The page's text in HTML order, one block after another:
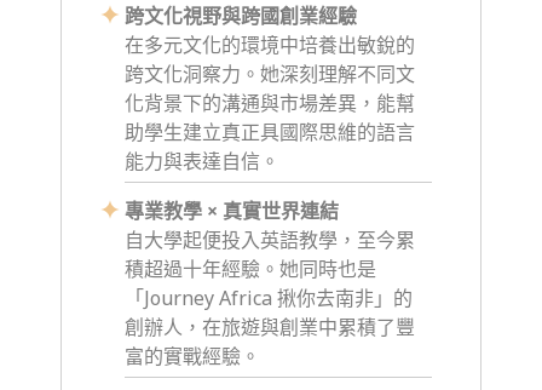
跨文化視野與跨國創業經驗
在多元文化的環境中培養出敏銳的
跨文化洞察力。她深刻理解不同文
化背景下的溝通與市場差異，能幫
助學生建立真正具國際思維的語言
能力與表達自信。
專業教學 × 真實世界連結
自大學起便投入英語教學，至今累
積超過十年經驗。她同時也是
「Journey Africa 揪你去南非」的
創辦人，在旅遊與創業中累積了豐
富的實戰經驗。